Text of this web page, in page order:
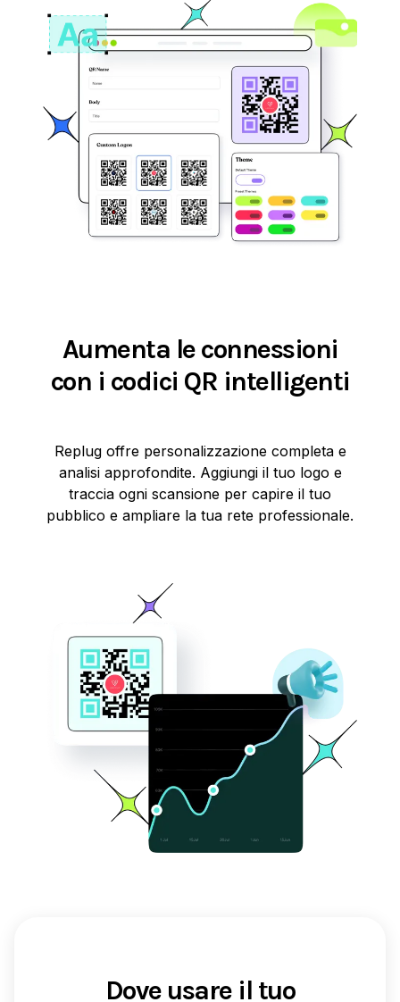
Aumenta le connessioni
con i codici QR intelligenti
Replug offre personalizzazione completa e
analisi approfondite. Aggiungi il tuo logo e
traccia ogni scansione per capire il tuo
pubblico e ampliare la tua rete professionale.
Dove usare il tuo